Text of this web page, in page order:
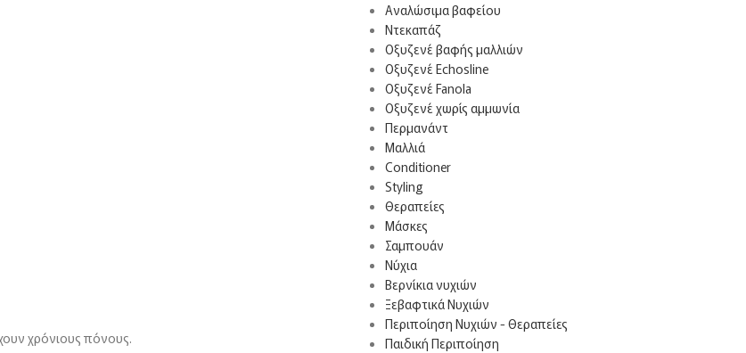
χρόνιους πόνους.
Αναλώσιμα βαφείου
Ντεκαπάζ
Οξυζενέ βαφής μαλλιών
Οξυζενέ Echosline
Οξυζενέ Fanola
Οξυζενέ χωρίς αμμωνία
Περμανάντ
Μαλλιά
Conditioner
Styling
Θεραπείες
Μάσκες
Σαμπουάν
Νύχια
Βερνίκια νυχιών
Ξεβαφτικά Νυχιών
Περιποίηση Νυχιών - Θεραπείες
Παιδική Περιποίηση